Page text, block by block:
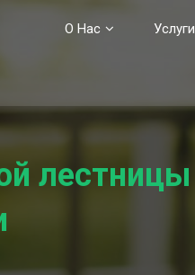
О Нас Услуги
лестницы